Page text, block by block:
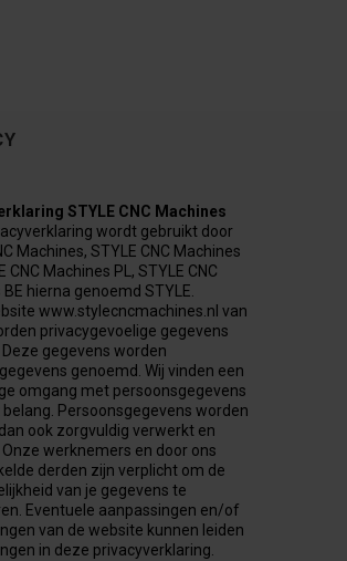
STYLE CNC Machines
wordt gebruikt door
Machines, STYLE CNC Machines
CNC Machines PL, STYLE CNC
hierna genoemd STYLE.
www.stylecncmachines.nl van
privacygevoelige gegevens
gegevens worden
genoemd. Wij vinden een
omgang met persoonsgegevens
Persoonsgegevens worden
ook zorgvuldig verwerkt en
Onze werknemers en door ons
derden zijn verplicht om de
van je gegevens te
Eventuele aanpassingen en/of
van de website kunnen leiden
in deze privacyverklaring.